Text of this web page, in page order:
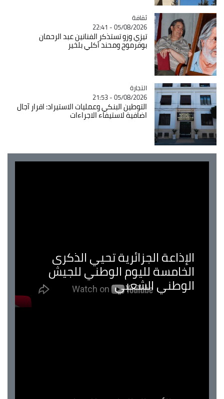
Catégorie
ثقافة
05/08/2026 - 22:41
تيزي وزو تستذكر الفنانين عبد الرحمان
بوقرموح ومحند أكلي بلخير
Catégorie
التجارة
05/08/2026 - 21:53
التوطين البنكي وعمليات الاستيراد: اقرار آجال
اضافية لاستيفاء الاجراءات
الإذاعة الجزائرية تحيي الذكرى
الخامسة لليوم الوطني للجيش
الوطني الشعبي